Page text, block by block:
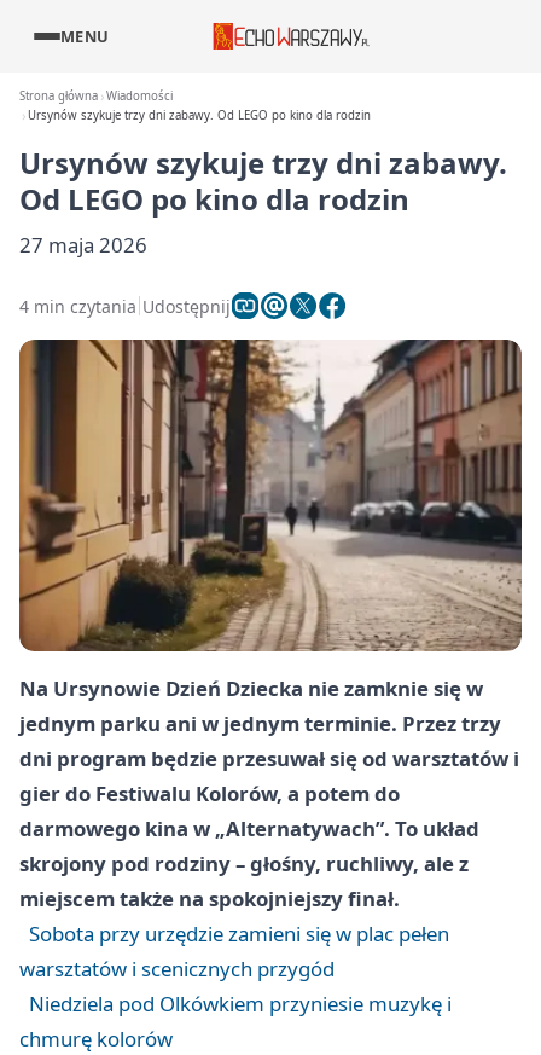
MENU
Strona główna Wiadomości
Ursynów szykuje trzy dni zabawy. Od LEGO po kino dla rodzin
Ursynów szykuje trzy dni zabawy.
Od LEGO po kino dla rodzin
27 maja 2026
4 min czytania Udostępnij
Na Ursynowie Dzień Dziecka nie zamknie się w
jednym parku ani w jednym terminie. Przez trzy
dni program będzie przesuwał się od warsztatów i
gier do Festiwalu Kolorów, a potem do
darmowego kina w „Alternatywach”. To układ
skrojony pod rodziny – głośny, ruchliwy, ale z
miejscem także na spokojniejszy finał.
Sobota przy urzędzie zamieni się w plac pełen
warsztatów i scenicznych przygód
Niedziela pod Olkówkiem przyniesie muzykę i
chmurę kolorów